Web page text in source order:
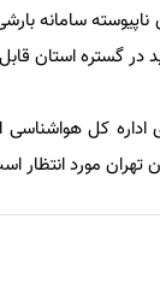
سامانه
در گستره استان
کل هواشناسی
تهران مورد انتظار